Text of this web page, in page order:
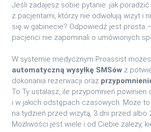
Jeśli zadajesz sobie pytanie: jak
z pacjentami, którzy nie odwołują wizyt i
się w gabinecie? Odpowiedź jest prosta
pacjenci nie zapominali o umówionych
W systemie medycznym Proassist
automatyczną wysyłkę SMSów z
dokonania rezerwacji oraz
To Ty ustalasz, ile przypomnień
i w jakich odstępach czasowych. Może
na tydzień przed wizytą, 3 dni przed albo
Możliwości jest wiele i od Ciebie zależy,